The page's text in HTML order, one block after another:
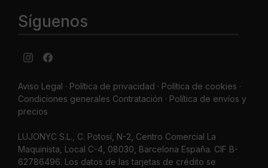
Síguenos
Aviso Legal · Política de privacidad · Política de cookies ·
Condiciones generales Contratación · Política de envíos y
precios
LUJONYC S.L., C. Potosí, N-2, Centro Comercial La
Maquinista, Local C-4, 08030, Barcelona España. CIF B-
62786496. Los datos de las tarjetas de crédito se